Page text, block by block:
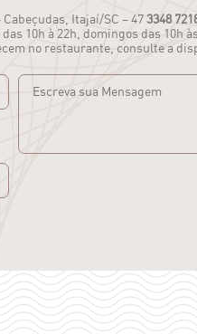
Itajaí/SC – 473348
10h à 22h, domingos das 10h
no restaurante, consulte a